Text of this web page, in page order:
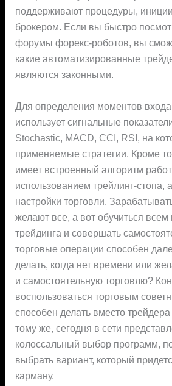
поддерживают процедуры,
брокером. Если вы быстро
форумы форекс-роботов, вы
какие автоматизированные
являются законными.
Для определения моментов
использует сигнальные
Stochastic, MACD, CCI, RSI, на
применяемые стратегии. Кроме
имеет встроенный алгоритм
использованием трейлинг-стопа,
настройки торговли.
желают все, а вот обучиться
трейдинга и совершать
торговые операции способен
делать, когда нет времени или
и самостоятельную торговлю?
воспользоваться торговым
способен делать вместо
тому же, сегодня в сети
колоссальный выбор программ,
выбрать вариант, который
карману.